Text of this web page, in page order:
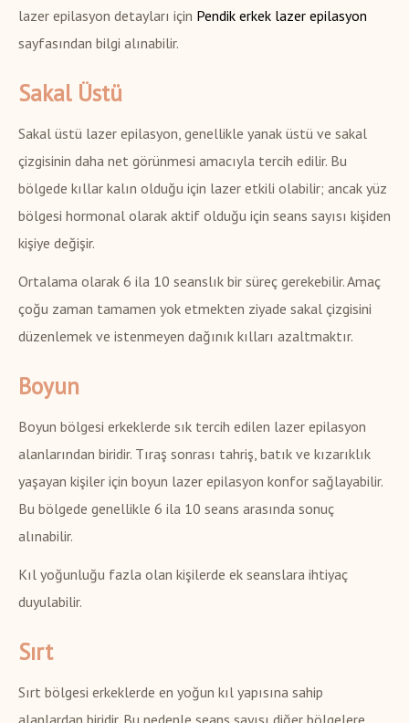
lazer epilasyon detayları için Pendik erkek lazer epilasyon
sayfasından bilgi alınabilir.
Sakal Üstü
Sakal üstü lazer epilasyon, genellikle yanak üstü ve sakal
çizgisinin daha net görünmesi amacıyla tercih edilir. Bu
bölgede kıllar kalın olduğu için lazer etkili olabilir; ancak yüz
bölgesi hormonal olarak aktif olduğu için seans sayısı kişiden
kişiye değişir.
Ortalama olarak 6 ila 10 seanslık bir süreç gerekebilir. Amaç
çoğu zaman tamamen yok etmekten ziyade sakal çizgisini
düzenlemek ve istenmeyen dağınık kılları azaltmaktır.
Boyun
Boyun bölgesi erkeklerde sık tercih edilen lazer epilasyon
alanlarından biridir. Tıraş sonrası tahriş, batık ve kızarıklık
yaşayan kişiler için boyun lazer epilasyon konfor sağlayabilir.
Bu bölgede genellikle 6 ila 10 seans arasında sonuç
alınabilir.
Kıl yoğunluğu fazla olan kişilerde ek seanslara ihtiyaç
duyulabilir.
Sırt
Sırt bölgesi erkeklerde en yoğun kıl yapısına sahip